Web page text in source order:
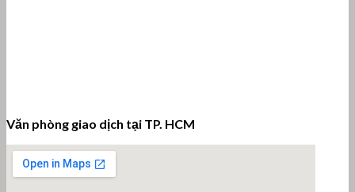
Văn phòng giao dịch tại TP. HCM